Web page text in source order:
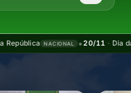
NACIONAL •20/11·Dia da